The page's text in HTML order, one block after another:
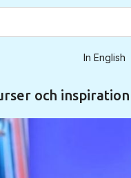
In English
och inspiration